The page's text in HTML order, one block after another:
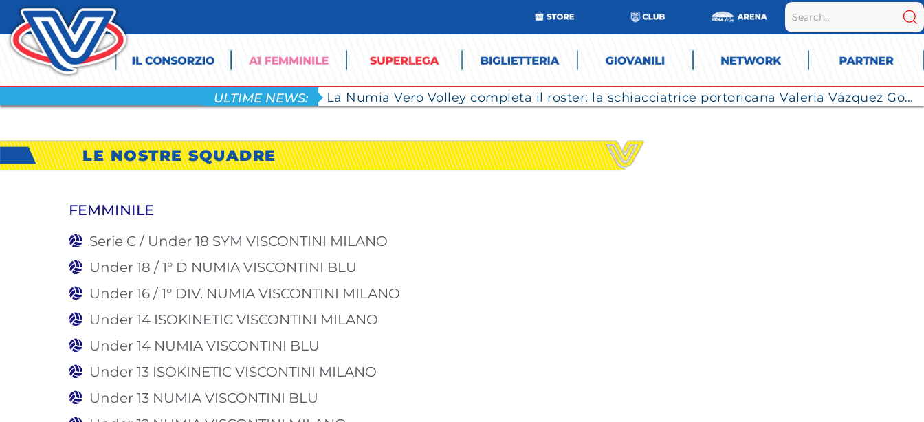
ULTIME NEWS: La Numia Vero Volley completa il roster: la schiacciatrice portoricana Valeria Vázquez Gomez è l’ultimo innesto di Milano per la stagione 2026/2027
LE NOSTRE SQUADRE
FEMMINILE
Serie C / Under 18 SYM VISCONTINI MILANO
Under 18 / 1° D NUMIA VISCONTINI BLU
Under 16 / 1° DIV. NUMIA VISCONTINI MILANO
Under 14 ISOKINETIC VISCONTINI MILANO
Under 14 NUMIA VISCONTINI BLU
Under 13 ISOKINETIC VISCONTINI MILANO
Under 13 NUMIA VISCONTINI BLU